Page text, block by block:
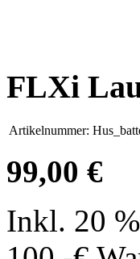
FLXi
Artikelnummer:
99,00 €
Inkl. 20